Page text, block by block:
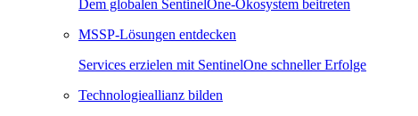
Dem globalen SentinelOne-Ökosystem beitreten
MSSP-Lösungen entdecken
Services erzielen mit SentinelOne schneller Erfolge
Technologieallianz bilden